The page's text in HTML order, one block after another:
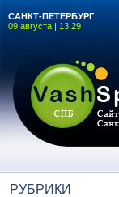
САНКТ-ПЕТЕРБУРГ
09 августа | 13:29
РУБРИКИ